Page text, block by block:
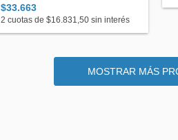
$33.663
2 cuotas de $16.831,50 sin interés
MOSTRAR MÁS